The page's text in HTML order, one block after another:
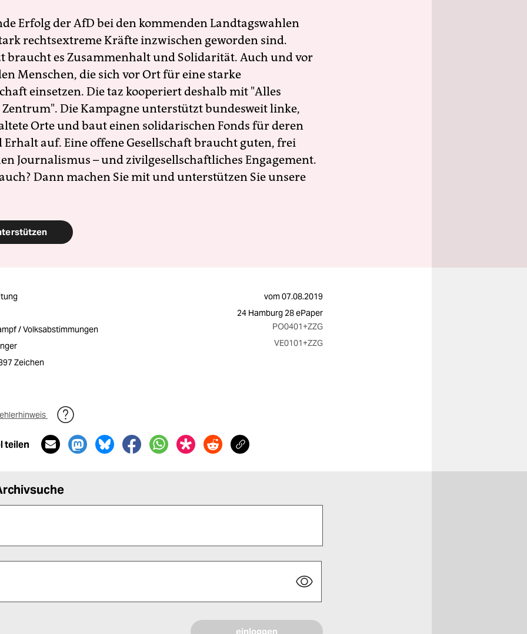
Erfolg der AfD bei den kommenden Landtagswahlen
rechtsextreme Kräfte inzwischen geworden sind.
braucht es Zusammenhalt und Solidarität. Auch und vor
Menschen, die sich vor Ort für eine starke
einsetzen. Die taz kooperiert deshalb mit "Alles
Die Kampagne unterstützt bundesweit linke,
Orte und baut einen solidarischen Fonds für deren
Erhalt auf. Eine offene Gesellschaft braucht guten, frei
Journalismus – und zivilgesellschaftliches Engagement.
Dann machen Sie mit und unterstützen Sie unsere
vom07.08.2019
24 Hamburg 28 ePaper
/ Volksabstimmungen
PO0401+ZZG
VE0101+ZZG
Zeichen
teilen